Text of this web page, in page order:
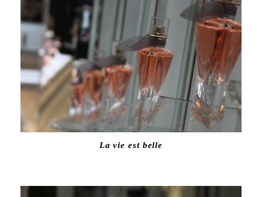
La vie est belle